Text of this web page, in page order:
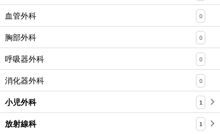
血管外科 0
胸部外科 0
呼吸器外科 0
消化器外科 0
小児外科 1
放射線科 1